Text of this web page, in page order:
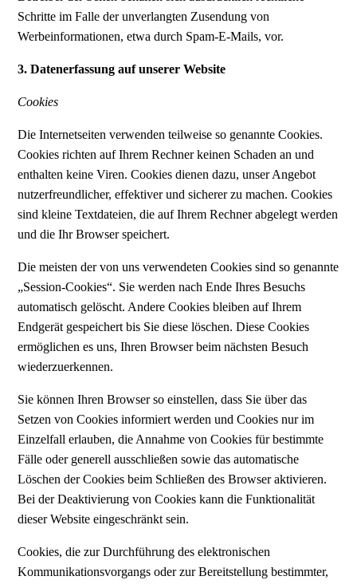
Schritte im Falle der unverlangten Zusendung von
Werbeinformationen, etwa durch Spam-E-Mails, vor.
3. Datenerfassung auf unserer Website
Cookies
Die Internetseiten verwenden teilweise so genannte Cookies.
Cookies richten auf Ihrem Rechner keinen Schaden an und
enthalten keine Viren. Cookies dienen dazu, unser Angebot
nutzerfreundlicher, effektiver und sicherer zu machen. Cookies
sind kleine Textdateien, die auf Ihrem Rechner abgelegt werden
und die Ihr Browser speichert.
Die meisten der von uns verwendeten Cookies sind so genannte
„Session-Cookies“. Sie werden nach Ende Ihres Besuchs
automatisch gelöscht. Andere Cookies bleiben auf Ihrem
Endgerät gespeichert bis Sie diese löschen. Diese Cookies
ermöglichen es uns, Ihren Browser beim nächsten Besuch
wiederzuerkennen.
Sie können Ihren Browser so einstellen, dass Sie über das
Setzen von Cookies informiert werden und Cookies nur im
Einzelfall erlauben, die Annahme von Cookies für bestimmte
Fälle oder generell ausschließen sowie das automatische
Löschen der Cookies beim Schließen des Browser aktivieren.
Bei der Deaktivierung von Cookies kann die Funktionalität
dieser Website eingeschränkt sein.
Cookies, die zur Durchführung des elektronischen
Kommunikationsvorgangs oder zur Bereitstellung bestimmter,